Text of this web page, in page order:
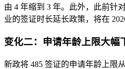
由 4 年缩到 3 年。此外，此前针
业的签证时长延长政策，将在
变化二：申请年龄上限大幅
新政将 485 签证的申请年龄上限